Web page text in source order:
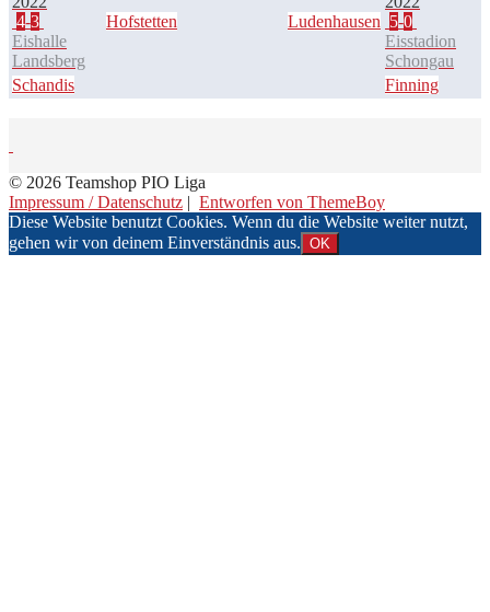
4-3
Eishalle
Landsberg
5-0
Eisstadion
Schongau
Hofstetten Ludenhausen
Schandis Finning
© 2026 Teamshop PIO Liga
Impressum / Datenschutz | Entworfen von ThemeBoy
Diese Website benutzt Cookies. Wenn du die Website weiter nutzt,
gehen wir von deinem Einverständnis aus. OK